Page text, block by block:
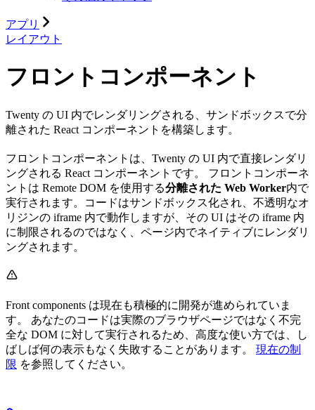
アプリ
レイアウト
フロントコンポーネント
Twenty の UI 内でレンダリングされる、サンドボックスで分
離された React コンポーネントを構築します。
フロントコンポーネントは、Twenty の UI 内で直接レンダリ
ングされる React コンポーネントです。 フロントコンポーネ
ントは Remote DOM を使用する分離された Web Worker内で
実行されます。コードはサンドボックス化され、不透明なオ
リジンの iframe 内で動作しますが、その UI はその iframe 内
に制限されるのではなく、ページ内でネイティブにレンダリ
ングされます。
Front components は現在も積極的に開発が進められていま
す。 あなたのコードは実際のブラウザページではなく不完
全な DOM に対して実行されるため、高度な使い方では、し
ばしば何の表示もなく失敗することがあります。 現在の制
限 を参照してください。